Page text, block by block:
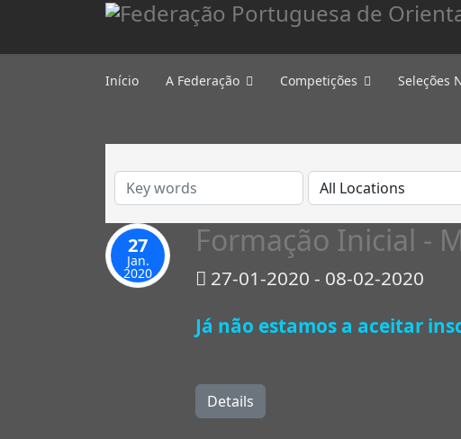
Início A Federação Competições Seleções
27
Jan.
2020
Formação Inicial -
27-01-2020 - 08-02-2020
Já não estamos a aceitar
Details